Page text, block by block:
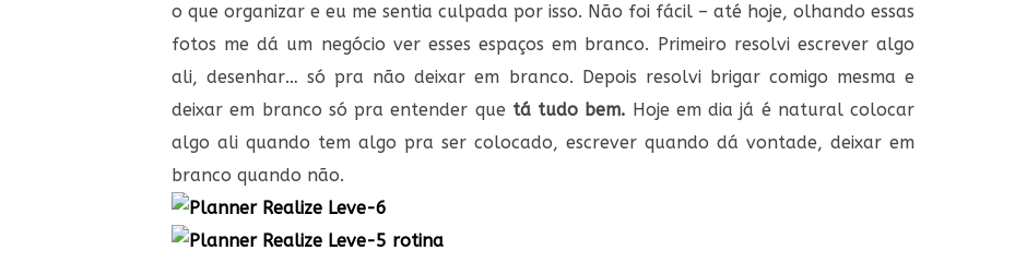
o que organizar e eu me sentia culpada por isso. Não foi fácil – até hoje, olhando essas
fotos me dá um negócio ver esses espaços em branco. Primeiro resolvi escrever algo
ali, desenhar… só pra não deixar em branco. Depois resolvi brigar comigo mesma e
deixar em branco só pra entender que tá tudo bem. Hoje em dia já é natural colocar
algo ali quando tem algo pra ser colocado, escrever quando dá vontade, deixar em
branco quando não.